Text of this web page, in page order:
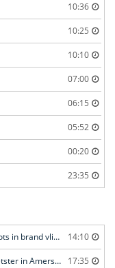
10:36
10:25
10:10
07:00
06:15
05:52
00:20
23:35
Medewerkers voorkomen erger als accu plots in brand vliegt in Amersfoort 14:10
Automobilist rijdt door na aanrijding met fietster in Amersfoort 17:35